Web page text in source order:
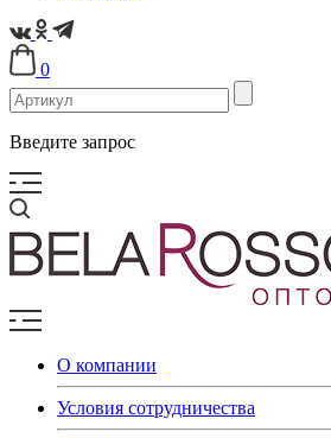
0
Введите запрос
О компании
Условия сотрудничества